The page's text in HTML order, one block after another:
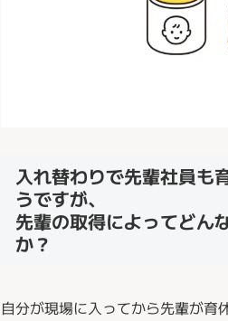
入れ替わりで先輩社員も
うですが、
先輩の取得によってどん
か？
自分が現場に入ってから先輩が育